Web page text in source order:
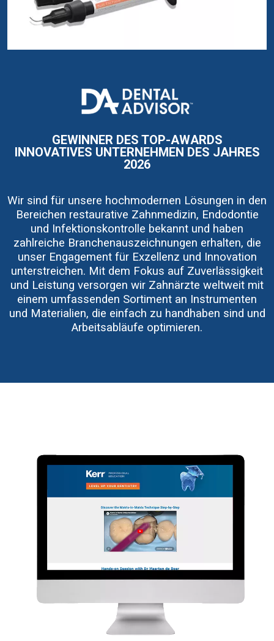
I
m
a
GEWINNER DES TOP-AWARDS
INNOVATIVES UNTERNEHMEN DES JAHRES
2026
Wir sind für unsere hochmodernen Lösungen in den
Bereichen restaurative Zahnmedizin, Endodontie
und Infektionskontrolle bekannt und haben
zahlreiche Branchenauszeichnungen erhalten, die
unser Engagement für Exzellenz und Innovation
unterstreichen. Mit dem Fokus auf Zuverlässigkeit
und Leistung versorgen wir Zahnärzte weltweit mit
einem umfassenden Sortiment an Instrumenten
und Materialien, die einfach zu handhaben sind und
Arbeitsabläufe optimieren.